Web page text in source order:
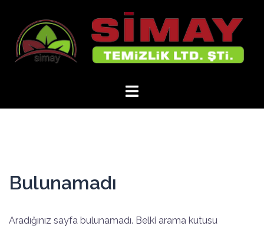
Bulunamadı
Aradığınız sayfa bulunamadı. Belki arama kutusu